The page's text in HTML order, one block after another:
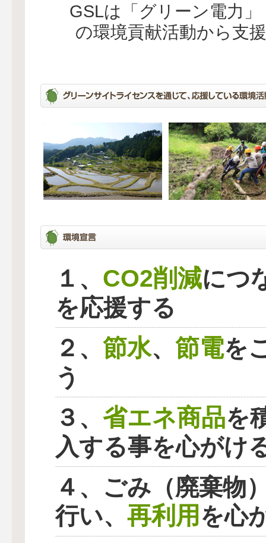
GSLは「グリーン電力
の環境貢献活動から支
１、 CO2削減につ
を応援する
２、 節水、 節電を
う
３、 省エネ商品を
入する事を心がけ
４、ごみ（廃棄物
行い、 再利用を心